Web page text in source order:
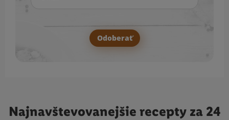
Odoberať
Najnavštevovanejšie recepty za 24